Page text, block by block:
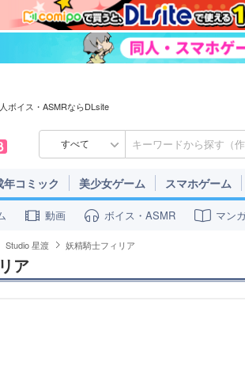
ボイス・ASMRならDLsite
すべて
年コミック 美少女ゲーム スマホゲーム
動画 ボイス・ASMR マン
Studio 星渡 妖精騎士フィリア
ア